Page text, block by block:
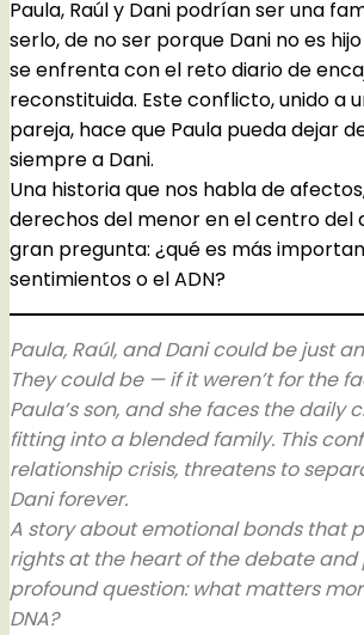
Paula, Raúl y Dani podrían ser una
serlo, de no ser porque Dani no es
se enfrenta con el reto diario de
reconstituida. Este conflicto, unido a
pareja, hace que Paula pueda dejar
siempre a Dani.
Una historia que nos habla de
derechos del menor en el centro del
gran pregunta: ¿qué es más
sentimientos o el ADN?
Paula, Raúl, and Dani could be just
They could be — if it weren’t for the
Paula’s son, and she faces the daily
fitting into a blended family. This
relationship crisis, threatens to
Dani forever.
A story about emotional bonds that
rights at the heart of the debate and
profound question: what matters
DNA?